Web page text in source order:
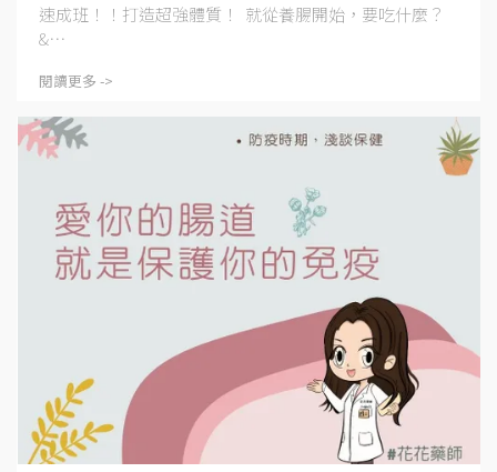
速成班！！打造超強體質！ 就從養腸開始，要吃什麼？
&⋯
閱讀更多 ->